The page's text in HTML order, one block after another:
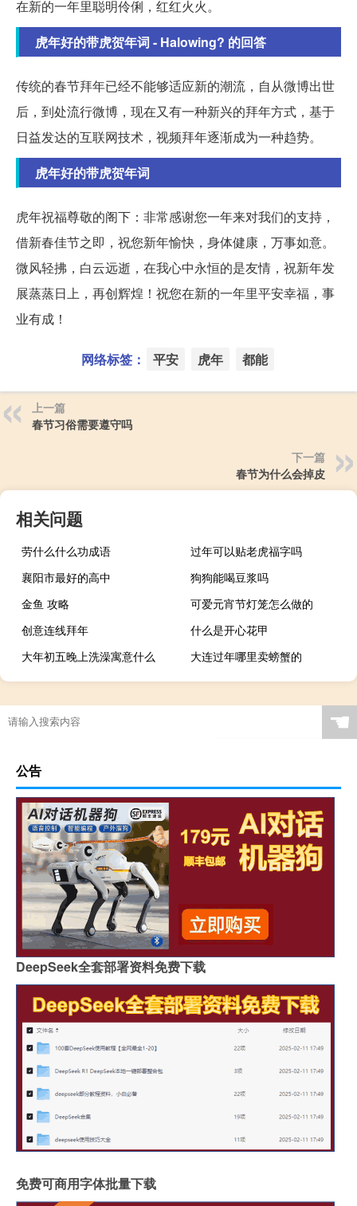
在新的一年里聪明伶俐，红红火火。
虎年好的带虎贺年词 - Halowing? 的回答
传统的春节拜年已经不能够适应新的潮流，自从微博出世
后，到处流行微博，现在又有一种新兴的拜年方式，基于
日益发达的互联网技术，视频拜年逐渐成为一种趋势。
虎年好的带虎贺年词
虎年祝福尊敬的阁下：非常感谢您一年来对我们的支持，
借新春佳节之即，祝您新年愉快，身体健康，万事如意。
微风轻拂，白云远逝，在我心中永恒的是友情，祝新年发
展蒸蒸日上，再创辉煌！祝您在新的一年里平安幸福，事
业有成！
网络标签： 平安 虎年 都能
上一篇
春节习俗需要遵守吗
下一篇
春节为什么会掉皮
相关问题
劳什么什么功成语
过年可以贴老虎福字吗
襄阳市最好的高中
狗狗能喝豆浆吗
金鱼 攻略
可爱元宵节灯笼怎么做的
创意连线拜年
什么是开心花甲
大年初五晚上洗澡寓意什么
大连过年哪里卖螃蟹的
☚
公告
DeepSeek全套部署资料免费下载
免费可商用字体批量下载